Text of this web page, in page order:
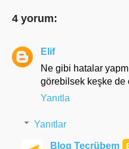
4 yorum:
Elif
Ne gibi hatalar
görebilsek keşke
Yanıtla
Yanıtlar
Blog Tecrübem